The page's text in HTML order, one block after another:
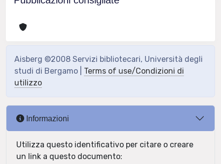
Aisberg ©2008 Servizi bibliotecari, Università degli
studi di Bergamo | Terms of use/Condizioni di
utilizzo
Informazioni
Utilizza questo identificativo per citare o creare
un link a questo documento: